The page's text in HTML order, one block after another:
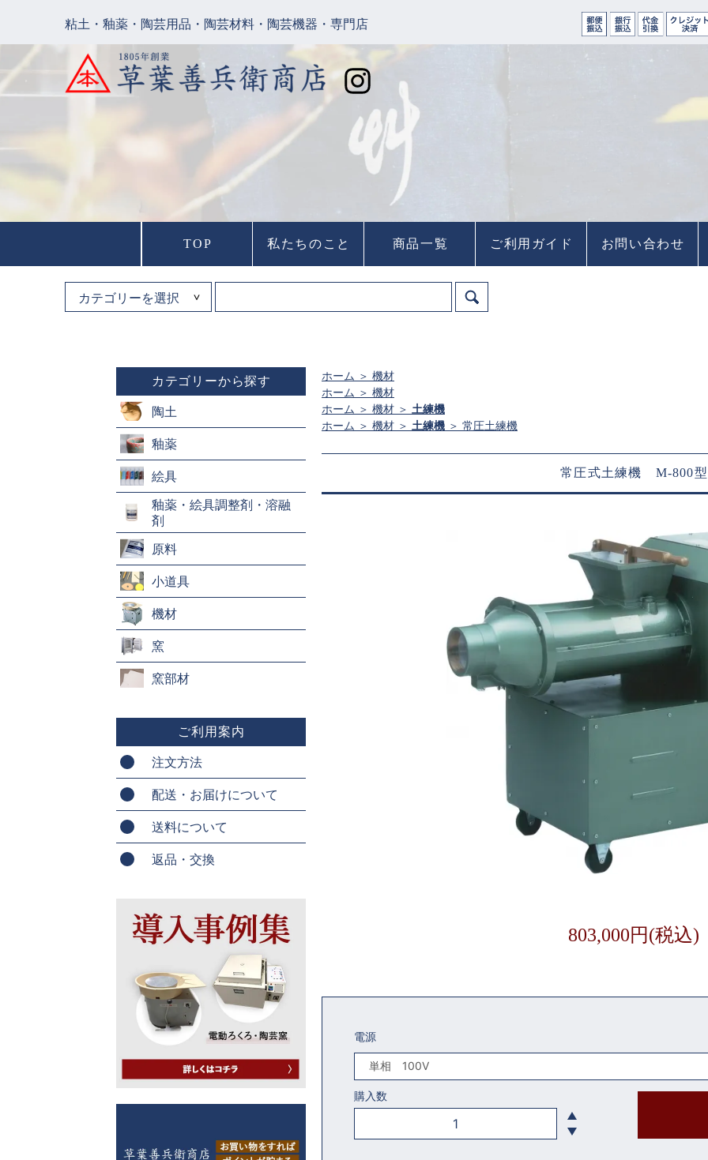
粘土・釉薬・陶芸用品・陶芸材料・陶芸機器・専門店
TOP 私たちのこと 商品一覧 ご利用ガイド お問い合わせ
カテゴリーから探す
陶土
釉薬
絵具
釉薬・絵具調整剤・溶融
剤
原料
小道具
機材
窯
窯部材
ご利用案内
注文方法
配送・お届けについて
送料について
返品・交換
ホーム ＞ 機材
ホーム ＞ 機材
ホーム ＞ 機材 ＞ 土練機
ホーム ＞ 機材 ＞ 土練機 ＞ 常圧土練機
常圧式土練機 M-800型
803,000円(税込)
電源
購入数